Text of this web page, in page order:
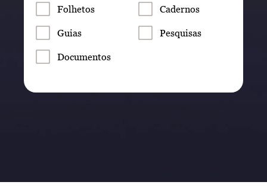
Folhetos Cadernos
Guias Pesquisas
Documentos